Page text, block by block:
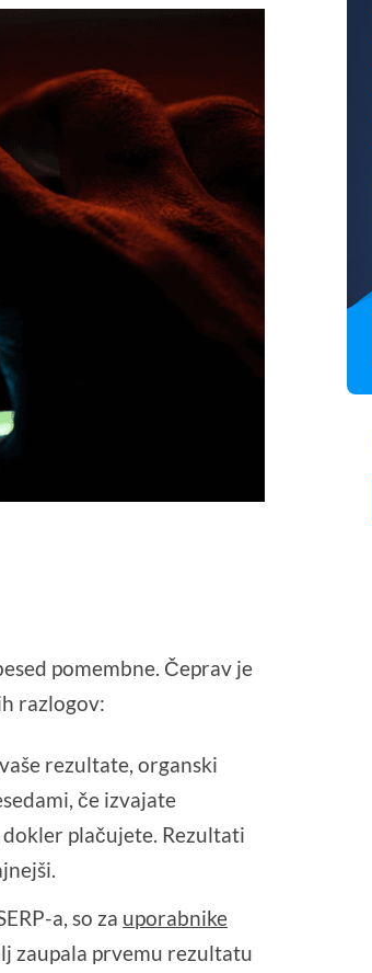
pomembne. Čeprav je
razlogov:
rezultate, organski
če izvajate
plačujete. Rezultati
a, so za uporabnike
zaupala prvemu rezultatu